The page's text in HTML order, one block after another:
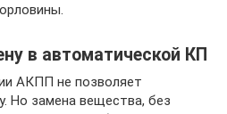
в автоматической КП
АКПП не позволяет
Но замена вещества, без